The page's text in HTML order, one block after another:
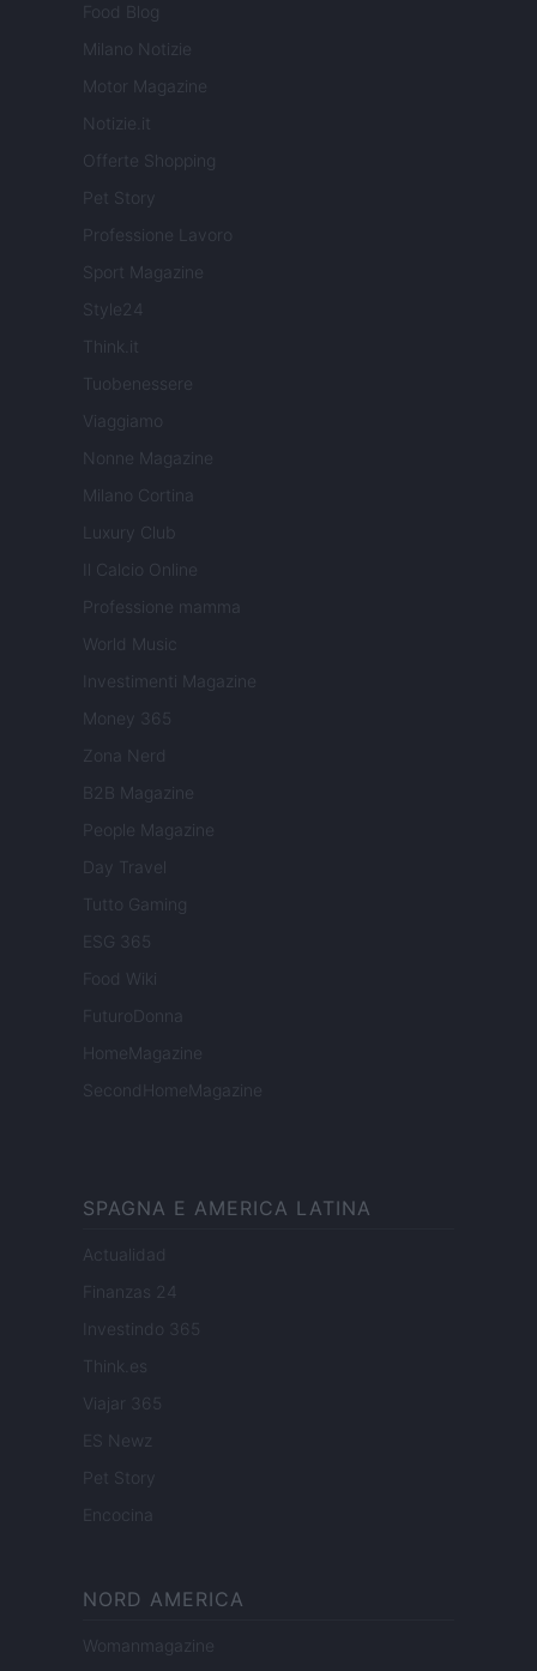
Food Blog
Milano Notizie
Motor Magazine
Notizie.it
Offerte Shopping
Pet Story
Professione Lavoro
Sport Magazine
Style24
Think.it
Tuobenessere
Viaggiamo
Nonne Magazine
Milano Cortina
Luxury Club
Il Calcio Online
Professione mamma
World Music
Investimenti Magazine
Money 365
Zona Nerd
B2B Magazine
People Magazine
Day Travel
Tutto Gaming
ESG 365
Food Wiki
FuturoDonna
HomeMagazine
SecondHomeMagazine
SPAGNA E AMERICA LATINA
Actualidad
Finanzas 24
Investindo 365
Think.es
Viajar 365
ES Newz
Pet Story
Encocina
NORD AMERICA
Womanmagazine